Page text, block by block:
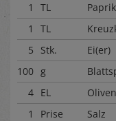
1
TL
1
TL
5
Stk.
Ei(er)
100 g
4 EL
1
Prise
Salz